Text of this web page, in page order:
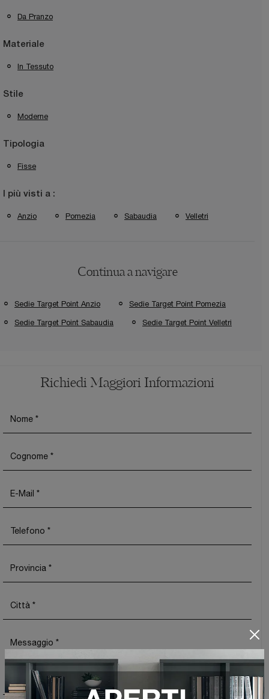
Da Pranzo
Materiale
In Tessuto
Stile
Moderne
Tipologia
Fisse
I più visti a :
Anzio Pomezia Sabaudia Velletri
Continua a navigare
Sedie Target Point Anzio Sedie Target Point Pomezia
Sedie Target Point Sabaudia Sedie Target Point Velletri
Richiedi Maggiori Informazioni